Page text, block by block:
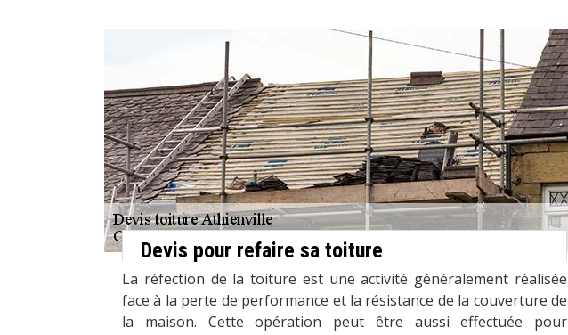
Devis pour refaire sa toiture
La réfection de la toiture est une activité généralement réalisée
face à la perte de performance et la résistance de la couverture de
la maison. Cette opération peut être aussi effectuée pour